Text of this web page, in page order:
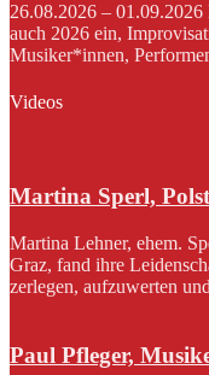
26.08.2026 –
auch 2026 ein,
Musiker*innen,
Videos
Martina Sperl,
Martina Lehner, ehem.
Graz, fand ihre
zerlegen, aufzuwerten
Paul Pfleger,